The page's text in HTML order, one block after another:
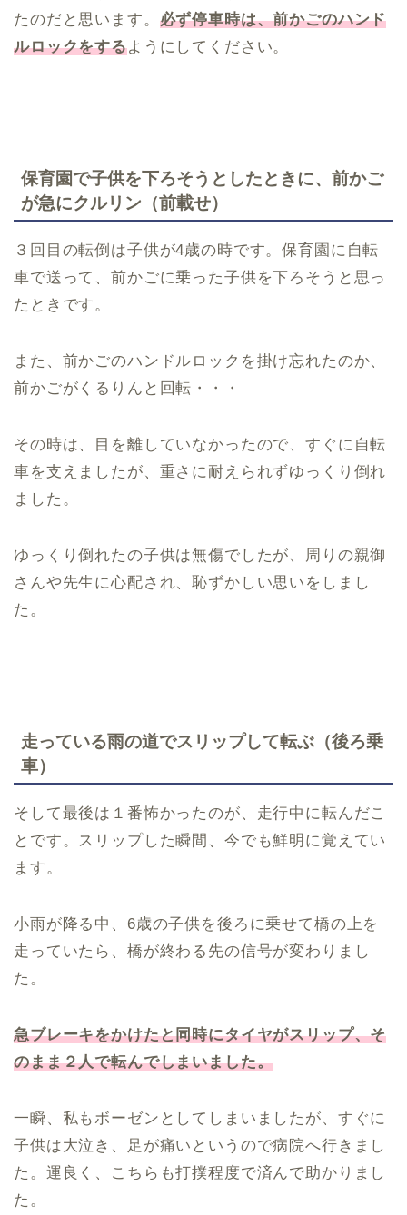
たのだと思います。 必ず停車時は、前かごのハンド
ルロックをするようにしてください。
保育園で子供を下ろそうとしたときに、前かご
が急にクルリン（前載せ）
３回目の転倒は子供が4歳の時です。保育園に自転
車で送って、前かごに乗った子供を下ろそうと思っ
たときです。
また、前かごのハンドルロックを掛け忘れたのか、
前かごがくるりんと回転・・・
その時は、目を離していなかったので、すぐに自転
車を支えましたが、重さに耐えられずゆっくり倒れ
ました。
ゆっくり倒れたの子供は無傷でしたが、周りの親御
さんや先生に心配され、恥ずかしい思いをしまし
た。
走っている雨の道でスリップして転ぶ（後ろ乗
車）
そして最後は１番怖かったのが、走行中に転んだこ
とです。スリップした瞬間、今でも鮮明に覚えてい
ます。
小雨が降る中、6歳の子供を後ろに乗せて橋の上を
走っていたら、橋が終わる先の信号が変わりまし
た。
急ブレーキをかけたと同時にタイヤがスリップ、そ
のまま２人で転んでしまいました。
一瞬、私もボーゼンとしてしまいましたが、すぐに
子供は大泣き、足が痛いというので病院へ行きまし
た。運良く、こちらも打撲程度で済んで助かりまし
た。